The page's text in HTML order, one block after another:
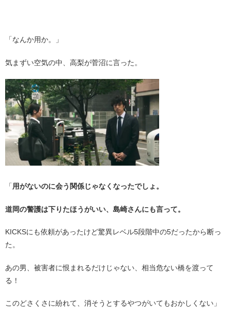
「なんか用か。」
気まずい空気の中、高梨が菅沼に言った。
「用がないのに会う関係じゃなくなったでしょ。
道岡の警護は下りたほうがいい、島崎さんにも言って。
KICKSにも依頼があったけど驚異レベル5段階中の5だったから断っ
た。
あの男、被害者に恨まれるだけじゃない、相当危ない橋を渡って
る！
このどさくさに紛れて、消そうとするやつがいてもおかしくない」